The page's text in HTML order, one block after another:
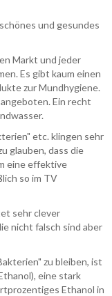
und gesundes
Markt und jeder
Es gibt kaum einen
zur Mundhygiene.
Ein recht
etc. klingen sehr
glauben, dass die
eine effektive
so im TV
sehr clever
nicht falsch sind aber
zu bleiben, ist
eine stark
Ethanol in